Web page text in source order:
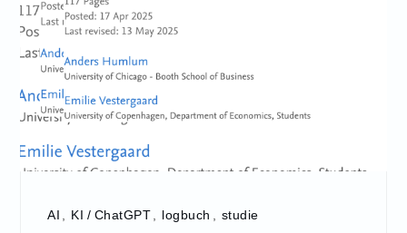
AI KI / ChatGPT logbuch studie